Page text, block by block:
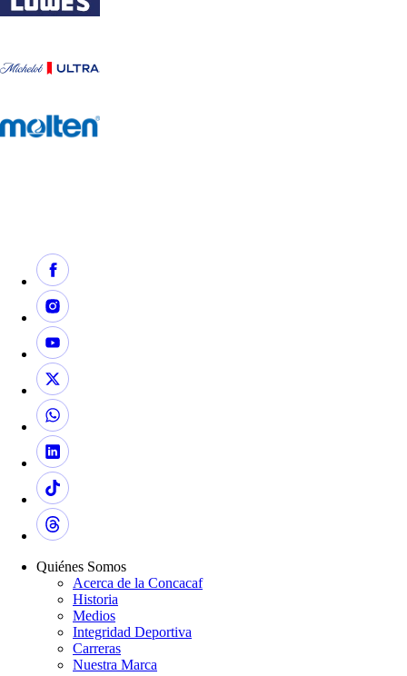
Quiénes Somos
Acerca de la Concacaf
Historia
Medios
Integridad Deportiva
Carreras
Nuestra Marca